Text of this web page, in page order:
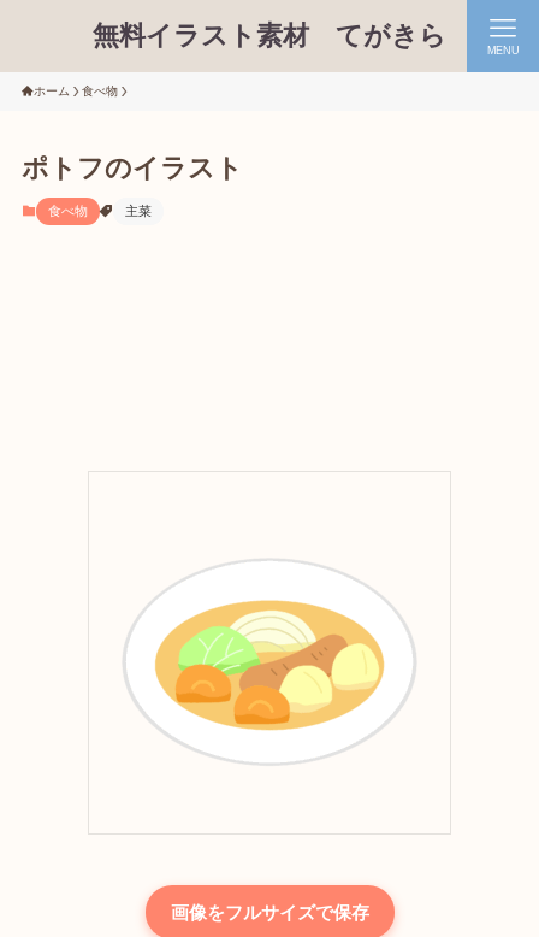
無料イラスト素材 てがきら MENU
ホーム 食べ物
ポトフのイラスト
食べ物 主菜
画像をフルサイズで保存